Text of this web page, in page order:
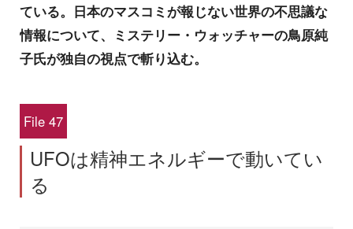
ている。日本のマスコミが報じない世界の不思議な
情報について、ミステリー・ウォッチャーの鳥原純
子氏が独自の視点で斬り込む。
File 47
UFOは精神エネルギーで動いてい
る